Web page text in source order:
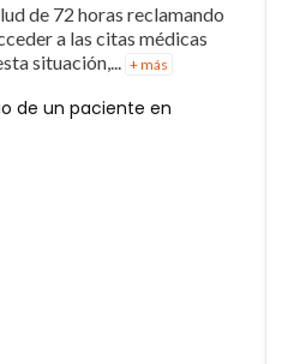
de 72 horas reclamando
a las citas médicas
situación,...
+ más
de un paciente en